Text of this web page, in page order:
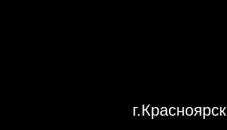
г.Красноярск